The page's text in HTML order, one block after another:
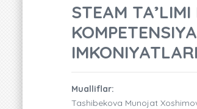
STEAM
IMKONIYATLARI
Mualliflar:
Tashibekova Munojat